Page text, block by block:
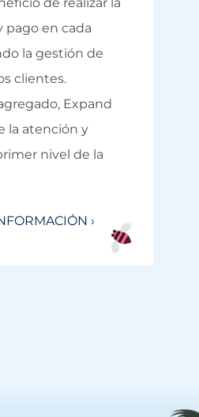
pago en cada
la gestión de
clientes.
Expand
la atención y
nivel de la
›